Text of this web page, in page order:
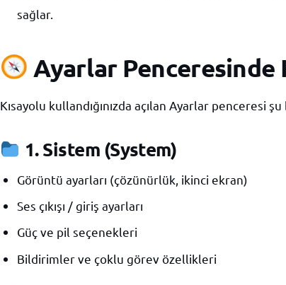
sağlar.
Ayarlar Penceresinde
Kısayolu kullandığınızda açılan Ayarlar penceresi şu
1.Sistem (System)
Görüntü ayarları (çözünürlük, ikinci ekran)
Ses çıkışı / giriş ayarları
Güç ve pil seçenekleri
Bildirimler ve çoklu görev özellikleri